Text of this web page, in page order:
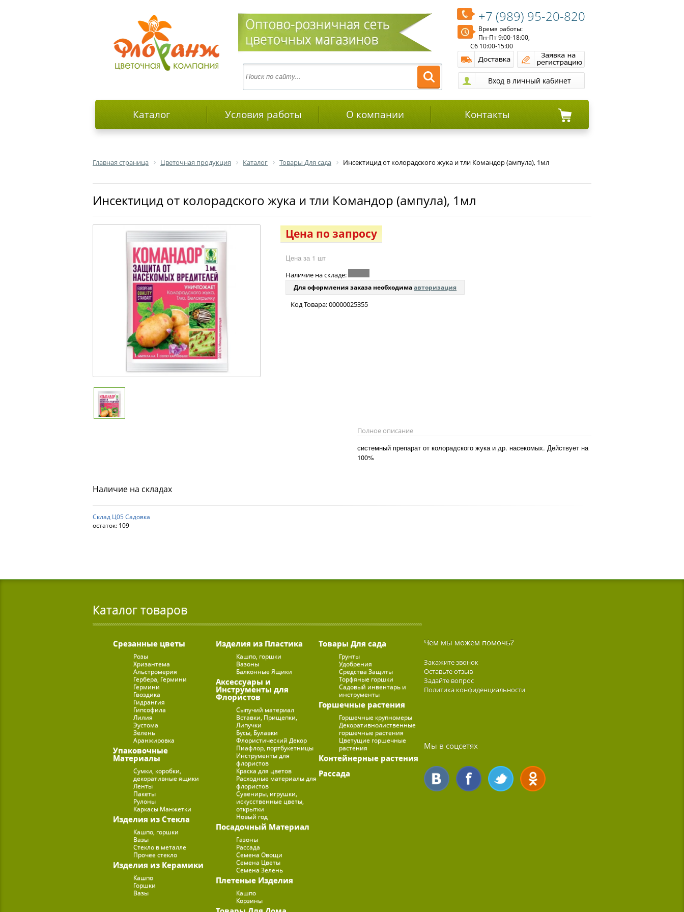
+7 (989) 95-20-820
Время работы:
Пн-Пт 9:00-18:00,
Сб 10:00-15:00
Каталог Условия работы О компании Контакты
Главная страница Цветочная продукция Каталог Товары Для сада Инсектицид от колорадского жука и тли Командор (ампула), 1мл
Инсектицид от колорадского жука и тли Командор (ампула), 1мл
Цена по запросу
Цена за 1 шт
Наличие на складе:
Для оформления заказа необходимаавторизация
Код Товара: 00000025355
Полное описание
системный препарат от колорадского жука и др. насекомых. Действует на
100%
Наличие на складах
Склад Ц05 Садовка
остаток: 109
Каталог товаров
Срезанные цветы
Розы
Хризантема
Альстромерия
Гербера, Гермини
Гермини
Гвоздика
Гидрангия
Гипсофила
Лилия
Эустома
Зелень
Аранжировка
Упаковочные
Материалы
Сумки, коробки,
декоративные ящики
Ленты
Пакеты
Рулоны
Каркасы Манжетки
Изделия из Стекла
Кашпо, горшки
Вазы
Стекло в металле
Прочее стекло
Изделия из Керамики
Кашпо
Горшки
Вазы
Изделия из Пластика
Кашпо, горшки
Вазоны
Балконные Ящики
Аксессуары и
Инструменты для
Флористов
Сыпучий материал
Вставки, Прищепки,
Липучки
Бусы, Булавки
Флористический Декор
Пиафлор, портбукетницы
Инструменты для
флористов
Краска для цветов
Расходные материалы для
флористов
Сувениры, игрушки,
искусственные цветы,
открытки
Новый год
Посадочный Материал
Газоны
Рассада
Семена Овощи
Семена Цветы
Семена Зелень
Плетеные Изделия
Кашпо
Корзины
Товары Для сада
Грунты
Удобрения
Средства Защиты
Торфяные горшки
Садовый инвентарь и
инструменты
Горшечные растения
Горшечные крупномеры
Декоративнолиственные
горшечные растения
Цветущие горшечные
растения
Контейнерные растения
Рассада
Чем мы можем помочь?
Закажите звонок
Оставьте отзыв
Задайте вопрос
Политика конфиденциальности
Мы в соцсетях